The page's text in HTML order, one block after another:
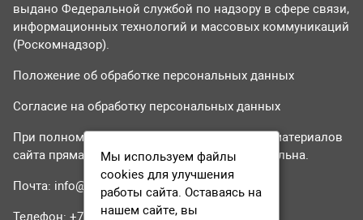
выдано Федеральной службой по надзору в сфере связи,
информационных технологий и массовых коммуникаций
(Роскомнадзор).
Положение об обработке персональных данных
Согласие на обработку персональных данных
При полном или частичном использовании материалов
сайта прямая гиперссылка на tvr24.tv обязательна.
Почта: info@tvr24.tv
Телефон: +7 (496) 551-04-95
Мы используем файлы
cookies для улучшения
работы сайта. Оставаясь на
нашем сайте, вы